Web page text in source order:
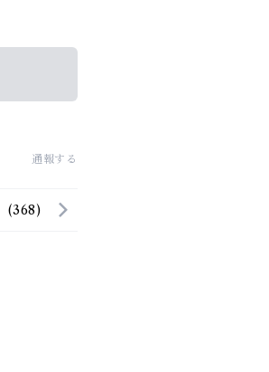
通報する
(368)